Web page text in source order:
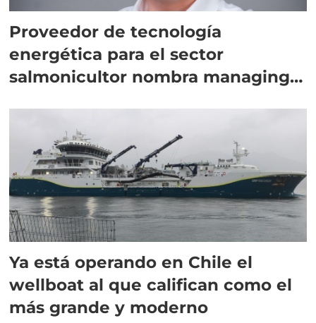
Proveedor de tecnología
energética para el sector
salmonicultor nombra managing
Ya está operando en Chile el
wellboat al que califican como el
más grande y moderno